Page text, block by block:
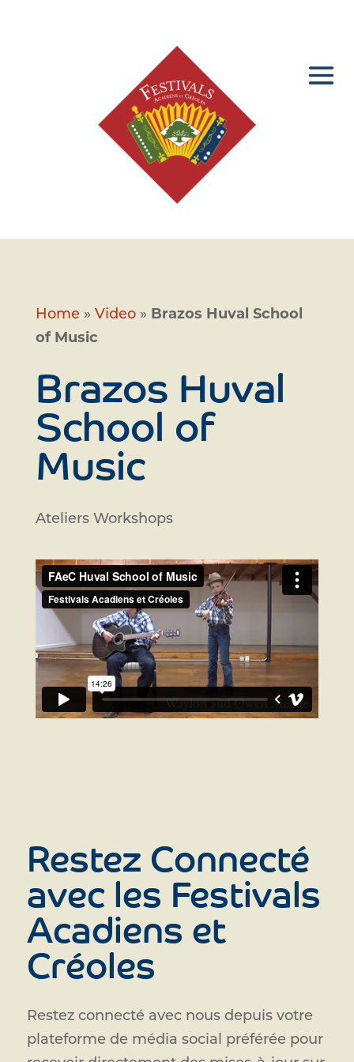
Home» Video» Brazos Huval School
of Music
Brazos Huval
School of
Music
Ateliers Workshops
Restez Connecté
avec les Festivals
Acadiens et
Créoles
Restez connecté avec nous depuis votre
plateforme de média social préférée pour